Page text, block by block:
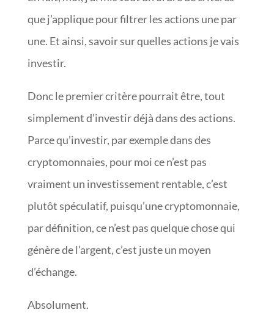
que j’applique pour filtrer les actions une par
une. Et ainsi, savoir sur quelles actions je vais
investir.
Donc le premier critère pourrait être, tout
simplement d’investir déjà dans des actions.
Parce qu’investir, par exemple dans des
cryptomonnaies, pour moi ce n’est pas
vraiment un investissement rentable, c’est
plutôt spéculatif, puisqu’une cryptomonnaie,
par définition, ce n’est pas quelque chose qui
génère de l’argent, c’est juste un moyen
d’échange.
Absolument.